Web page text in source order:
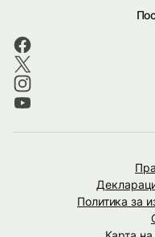
Политика за